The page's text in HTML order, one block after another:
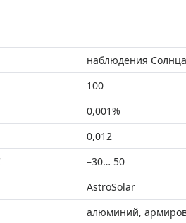
наблюдения Солнца
100
0,001%
0,012
–30… 50
AstroSolar
алюминий,